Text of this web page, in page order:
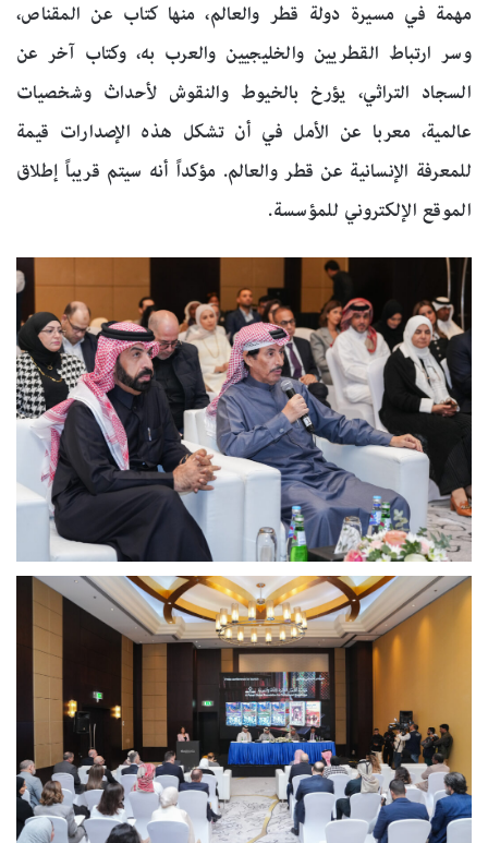
مهمة في مسيرة دولة قطر والعالم، منها كتاب عن المقناص،
وسر ارتباط القطريين والخليجيين والعرب به، وكتاب آخر عن
السجاد التراثي، يؤرخ بالخيوط والنقوش لأحداث وشخصيات
عالمية، معربا عن الأمل في أن تشكل هذه الإصدارات قيمة
للمعرفة الإنسانية عن قطر والعالم. مؤكداً أنه سيتم قريباً إطلاق
الموقع الإلكتروني للمؤسسة.